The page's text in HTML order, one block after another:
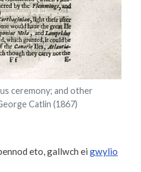
ceremony; and other
Catlin (1867)
eto, gallwch ei gwylio